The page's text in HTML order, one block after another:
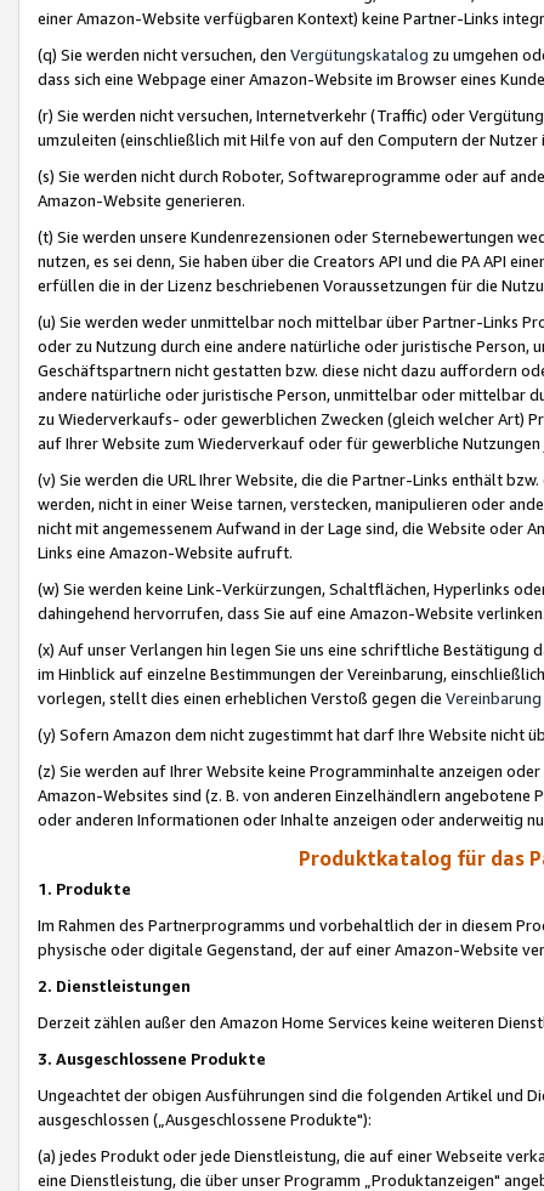
einer Amazon-Website verfügbaren Kontext) keine Partner-Links
(q) Sie werden nicht versuchen, den Vergütungskatalog zu umgehen
dass sich eine Webpage einer Amazon-Website im Browser eines
(r) Sie werden nicht versuchen, Internetverkehr (Traffic) oder
umzuleiten (einschließlich mit Hilfe von auf den Computern der
(s) Sie werden nicht durch Roboter, Softwareprogramme oder auf
Amazon-Website generieren.
(t) Sie werden unsere Kundenrezensionen oder Sternebewertungen
nutzen, es sei denn, Sie haben über die Creators API und die PA API
erfüllen die in der Lizenz beschriebenen Voraussetzungen für die
(u) Sie werden weder unmittelbar noch mittelbar über Partner-Links
oder zu Nutzung durch eine andere natürliche oder juristische
Geschäftspartnern nicht gestatten bzw. diese nicht dazu auffordern
andere natürliche oder juristische Person, unmittelbar oder mittelbar
zu Wiederverkaufs- oder gewerblichen Zwecken (gleich welcher Art)
auf Ihrer Website zum Wiederverkauf oder für gewerbliche
(v) Sie werden die URL Ihrer Website, die die Partner-Links enthält
werden, nicht in einer Weise tarnen, verstecken, manipulieren oder
nicht mit angemessenem Aufwand in der Lage sind, die Website oder
Links eine Amazon-Website aufruft.
(w) Sie werden keine Link-Verkürzungen, Schaltflächen, Hyperlinks
dahingehend hervorrufen, dass Sie auf eine Amazon-Website
(x) Auf unser Verlangen hin legen Sie uns eine schriftliche
im Hinblick auf einzelne Bestimmungen der Vereinbarung,
vorlegen, stellt dies einen erheblichen Verstoß gegen die Vereinbarung
(y) Sofern Amazon dem nicht zugestimmt hat darf Ihre Website nicht
(z) Sie werden auf Ihrer Website keine Programminhalte anzeigen
Amazon-Websites sind (z. B. von anderen Einzelhändlern
oder anderen Informationen oder Inhalte anzeigen oder anderweitig
Produktkatalog für das
1. Produkte
Im Rahmen des Partnerprogramms und vorbehaltlich der in diesem
physische oder digitale Gegenstand, der auf einer Amazon-Website
2. Dienstleistungen
Derzeit zählen außer den Amazon Home Services keine weiteren
3. Ausgeschlossene Produkte
Ungeachtet der obigen Ausführungen sind die folgenden Artikel und
ausgeschlossen („Ausgeschlossene Produkte"):
(a) jedes Produkt oder jede Dienstleistung, die auf einer Webseite
eine Dienstleistung, die über unser Programm „Produktanzeigen"